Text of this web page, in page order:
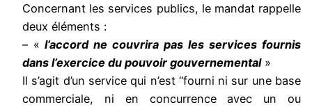
Concernant les services publics, le mandat rappelle
deux éléments :
– « l’accord ne couvrira pas les services fournis
dans l’exercice du pouvoir gouvernemental»
Il s’agit d’un service qui n’est “fourni ni sur une base
commerciale, ni en concurrence avec un ou